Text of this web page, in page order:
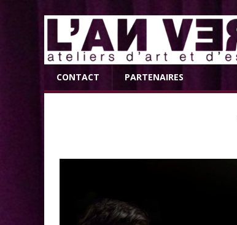
CONTACT PARTENAIRES